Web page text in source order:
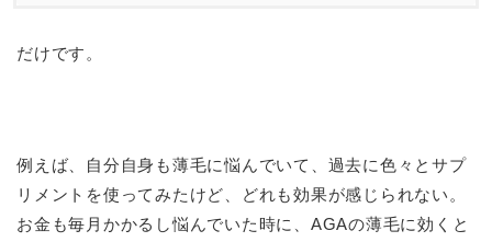
だけです。
例えば、自分自身も薄毛に悩んでいて、過去に色々とサプ
リメントを使ってみたけど、どれも効果が感じられない。
お金も毎月かかるし悩んでいた時に、AGAの薄毛に効くと